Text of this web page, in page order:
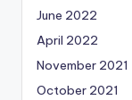
June 2022
April 2022
November 2021
October 2021